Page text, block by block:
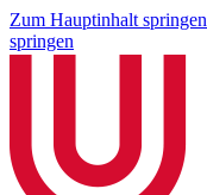
Zum Hauptinhalt springen
springen